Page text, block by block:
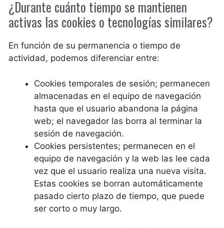
¿Durante cuánto tiempo se mantienen
activas las cookies o tecnologías similares?
En función de su permanencia o tiempo de
actividad, podemos diferenciar entre:
Cookies temporales de sesión; permanecen
almacenadas en el equipo de navegación
hasta que el usuario abandona la página
web; el navegador las borra al terminar la
sesión de navegación.
Cookies persistentes; permanecen en el
equipo de navegación y la web las lee cada
vez que el usuario realiza una nueva visita.
Estas cookies se borran automáticamente
pasado cierto plazo de tiempo, que puede
ser corto o muy largo.